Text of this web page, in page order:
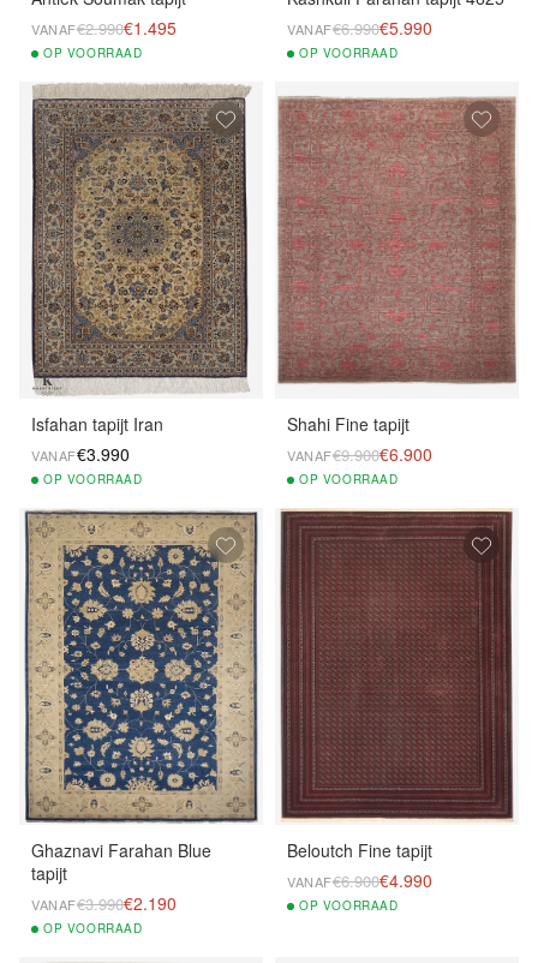
VANAF€2.990€1.495
OP VOORRAAD
VANAF€6.990€5.990
OP VOORRAAD
Isfahan tapijt Iran
VANAF€3.990
OP VOORRAAD
Shahi Fine tapijt
VANAF€9.900€6.900
OP VOORRAAD
Ghaznavi Farahan Blue
tapijt
VANAF€3.990€2.190
OP VOORRAAD
Beloutch Fine tapijt
VANAF€6.900€4.990
OP VOORRAAD